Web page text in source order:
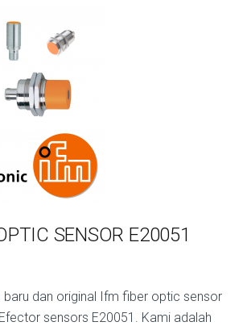
SENSOR E20051
baru dan original Ifm fiber optic sensor
sensors E20051. Kami adalah